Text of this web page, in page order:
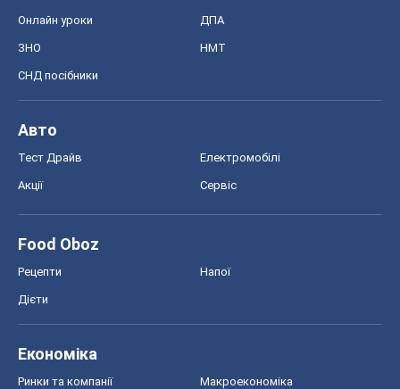
Онлайн уроки ДПА
ЗНО НМТ
СНД посібники
Авто
Тест Драйв Електромобілі
Акції Сервіс
Food Oboz
Рецепти Напої
Дієти
Економіка
Ринки та компанії Макроекономіка